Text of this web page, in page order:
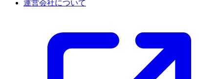
運営会社について